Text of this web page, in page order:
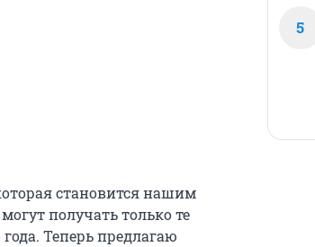
становится нашим
получать только те
Теперь предлагаю
5